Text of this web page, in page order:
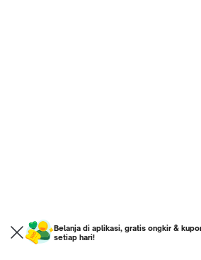
Belanja di aplikasi, gratis ongkir &
setiap hari!